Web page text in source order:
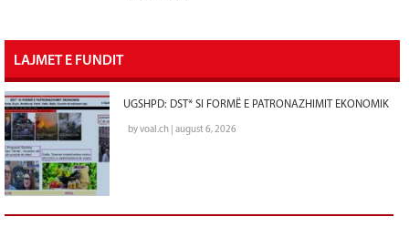
LAJMET E FUNDIT
UGSHPD: DST* SI FORMË E PATRONAZHIMIT EKONOMIK
by voal.ch | august 6, 2026